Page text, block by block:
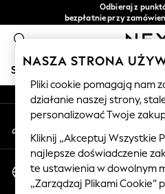
Odbieraj z
bezpłatnie przy
Łatwe
SKLEP WAKACYJNY
HOLIDAY SHOP
Women's Holiday
All Swimwear
All Beachwear
Bags & Accessories
Beach Dresses &
An error occurred on client
Nasze media
Moje konto
Zaloguj się na swoje konto
Wybierz Język
Polski
NASZA STRONA
Pliki cookie pomagają nam
działanie naszej strony,
personalizować Twoje
Kliknij „Akceptuj Wszystkie
najlepsze doświadczenie
te ustawienia w dowolnym
„Zarządzaj Plikami Cookie”